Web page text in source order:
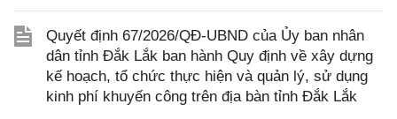
Quyết định 67/2026/QĐ-UBND của Ủy ban nhân
dân tỉnh Đắk Lắk ban hành Quy định về xây dựng
kế hoạch, tổ chức thực hiện và quản lý, sử dụng
kinh phí khuyến công trên địa bàn tỉnh Đắk Lắk